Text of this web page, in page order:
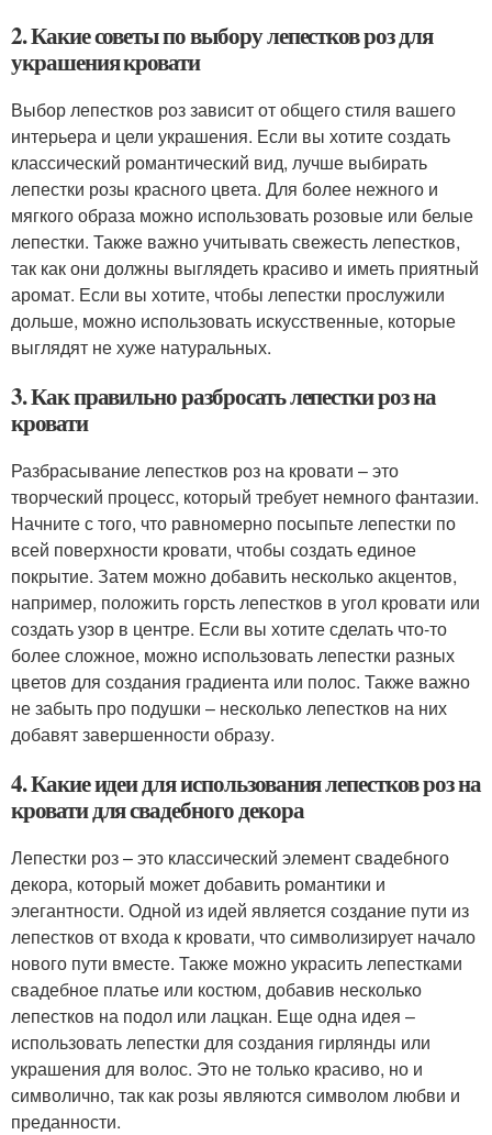
2. Какие советы по выбору лепестков роз для
украшения кровати
Выбор лепестков роз зависит от общего стиля вашего
интерьера и цели украшения. Если вы хотите создать
классический романтический вид, лучше выбирать
лепестки розы красного цвета. Для более нежного и
мягкого образа можно использовать розовые или белые
лепестки. Также важно учитывать свежесть лепестков,
так как они должны выглядеть красиво и иметь приятный
аромат. Если вы хотите, чтобы лепестки прослужили
дольше, можно использовать искусственные, которые
выглядят не хуже натуральных.
3. Как правильно разбросать лепестки роз на
кровати
Разбрасывание лепестков роз на кровати – это
творческий процесс, который требует немного фантазии.
Начните с того, что равномерно посыпьте лепестки по
всей поверхности кровати, чтобы создать единое
покрытие. Затем можно добавить несколько акцентов,
например, положить горсть лепестков в угол кровати или
создать узор в центре. Если вы хотите сделать что-то
более сложное, можно использовать лепестки разных
цветов для создания градиента или полос. Также важно
не забыть про подушки – несколько лепестков на них
добавят завершенности образу.
4. Какие идеи для использования лепестков роз на
кровати для свадебного декора
Лепестки роз – это классический элемент свадебного
декора, который может добавить романтики и
элегантности. Одной из идей является создание пути из
лепестков от входа к кровати, что символизирует начало
нового пути вместе. Также можно украсить лепестками
свадебное платье или костюм, добавив несколько
лепестков на подол или лацкан. Еще одна идея –
использовать лепестки для создания гирлянды или
украшения для волос. Это не только красиво, но и
символично, так как розы являются символом любви и
преданности.